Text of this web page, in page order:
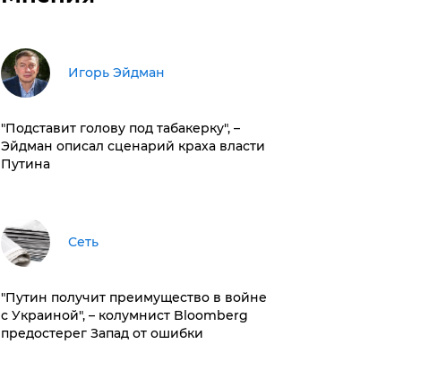
Игорь Эйдман
​"Подставит голову под табакерку", –
Эйдман описал сценарий краха власти
Путина
Сеть
"Путин получит преимущество в войне
с Украиной", – колумнист Bloomberg
предостерег Запад от ошибки